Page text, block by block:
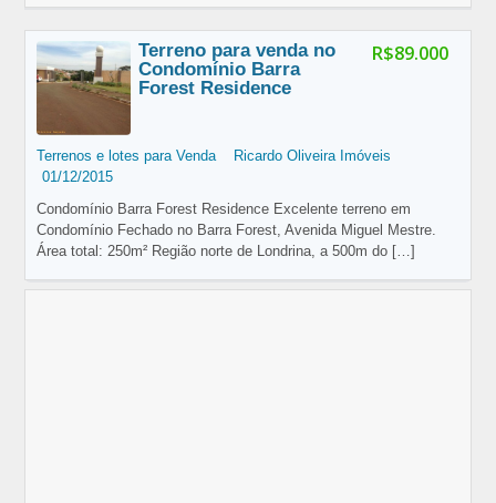
R$89.000
Terreno para venda no
Condomínio Barra
Forest Residence
Terrenos e lotes para Venda
Ricardo Oliveira Imóveis
01/12/2015
Condomínio Barra Forest Residence Excelente terreno em
Condomínio Fechado no Barra Forest, Avenida Miguel Mestre.
Área total: 250m² Região norte de Londrina, a 500m do […]